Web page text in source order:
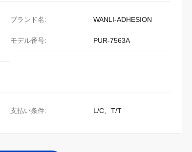
ブランド名: WANLI-ADHESION
モデル番号: PUR-7563A
支払い条件: L/C、T/T